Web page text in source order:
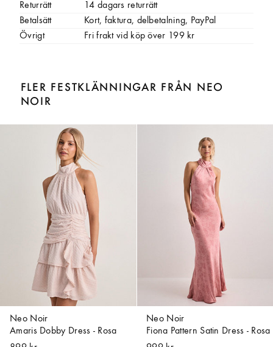
Returrätt
14 dagars returrätt
Betalsätt
Kort, faktura, delbetalning, PayPal
Övrigt
Fri frakt vid köp över 199 kr
FLER FESTKLÄNNINGAR FRÅN NEO
NOIR
Neo Noir
Amaris Dobby Dress - Rosa
Neo Noir
Fiona Pattern Satin Dress - Rosa